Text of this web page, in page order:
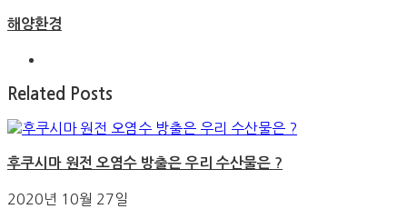
해양환경
Related Posts
후쿠시마 원전 오염수 방출은 우리 수산물은 ?
2020년 10월 27일